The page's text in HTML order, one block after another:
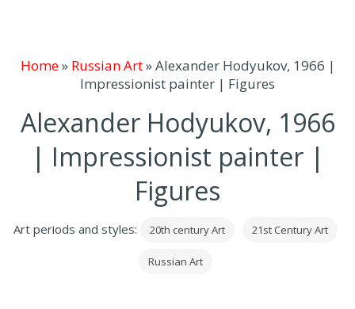
Home» Russian Art»Alexander Hodyukov, 1966 |
Impressionist painter | Figures
Alexander Hodyukov, 1966
| Impressionist painter |
Figures
Art periods and styles: 20th century Art 21st Century Art
Russian Art